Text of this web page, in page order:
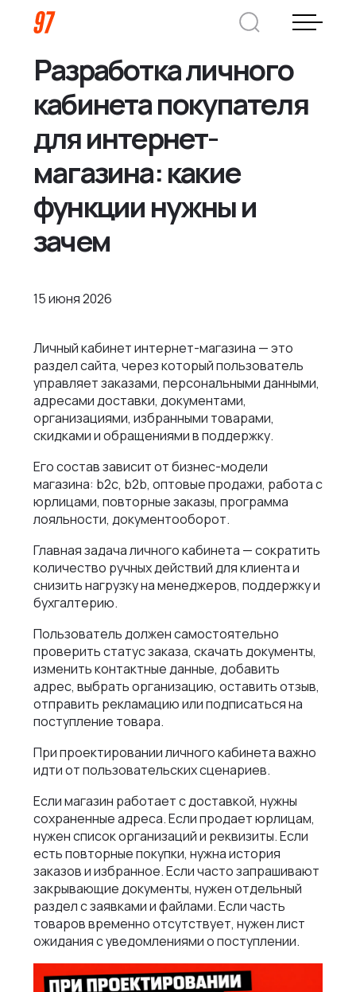
CEO Nineseven
Оставить заявку
Кейсы
О нас
Как мы ведем проекты
Новости
Политика конфиденциальности
Отзывы
Контакты
Заказная веб-разработка
Интеграции и омниканальность
Интеграция в вашу команду
UX\UI-дизайн и проектирование
Платформа e-commerce на Laravel
Разработка на 1С‑Битрикс
Интернет-магазин для селлеров WB и Ozon
Отрасли
Автодилеры
Финансы
Телеком
Блог
Контакты
+375 (29) 32-78-146
info@nineseven.ru
Минск, Тимирязева 72/1
Москва, 2-я Тверская-Ямская 18, помещ.
7/2
Разработка личного
кабинета покупателя
для интернет-
магазина: какие
функции нужны и
зачем
15 июня 2026
Личный кабинет интернет-магазина — это
раздел сайта, через который пользователь
управляет заказами, персональными данными,
адресами доставки, документами,
организациями, избранными товарами,
скидками и обращениями в поддержку.
Его состав зависит от бизнес-модели
магазина: b2c, b2b, оптовые продажи, работа с
юрлицами, повторные заказы, программа
лояльности, документооборот.
Главная задача личного кабинета — сократить
количество ручных действий для клиента и
снизить нагрузку на менеджеров, поддержку и
бухгалтерию.
Пользователь должен самостоятельно
проверить статус заказа, скачать документы,
изменить контактные данные, добавить
адрес, выбрать организацию, оставить отзыв,
отправить рекламацию или подписаться на
поступление товара.
При проектировании личного кабинета важно
идти от пользовательских сценариев.
Если магазин работает с доставкой, нужны
сохраненные адреса. Если продает юрлицам,
нужен список организаций и реквизиты. Если
есть повторные покупки, нужна история
заказов и избранное. Если часто запрашивают
закрывающие документы, нужен отдельный
раздел с заявками и файлами. Если часть
товаров временно отсутствует, нужен лист
ожидания с уведомлениями о поступлении.